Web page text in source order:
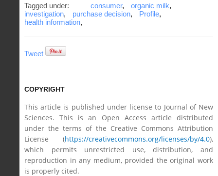
Tagged under: consumer, organic milk,
investigation, purchase decision, Profile,
health information,
Tweet
COPYRIGHT
This article is published under license to Journal of New
Sciences. This is an Open Access article distributed
under the terms of the Creative Commons Attribution
License (https://creativecommons.org/licenses/by/4.0),
which permits unrestricted use, distribution, and
reproduction in any medium, provided the original work
is properly cited.